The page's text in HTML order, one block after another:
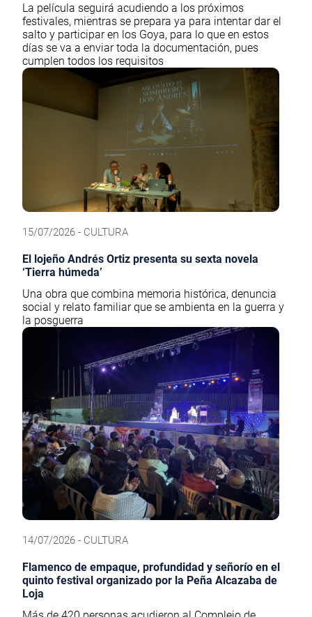
La película seguirá acudiendo a los próximos
festivales, mientras se prepara ya para intentar dar el
salto y participar en los Goya, para lo que en estos
días se va a enviar toda la documentación, pues
cumplen todos los requisitos
15/07/2026 - CULTURA
El lojeño Andrés Ortiz presenta su sexta novela
‘Tierra húmeda’
Una obra que combina memoria histórica, denuncia
social y relato familiar que se ambienta en la guerra y
la posguerra
14/07/2026 - CULTURA
Flamenco de empaque, profundidad y señorío en el
quinto festival organizado por la Peña Alcazaba de
Loja